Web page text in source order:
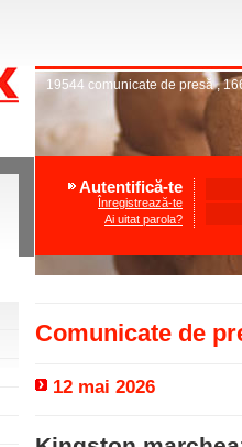
19544 comunicate de presă,
Autentifică-te
Înregistrează-te
Ai uitat parola?
Comunicate de
12 mai 2026